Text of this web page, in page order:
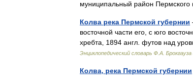
муниципальный район
Колва река Пермской губернии
восточной части его, с юго
хребта, 1894 англ. футов над
Энциклопедический словарь Ф.А.
Колва, река Пермской губернии